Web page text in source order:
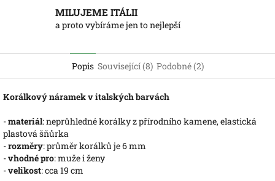
MILUJEME ITÁLII
a proto vybíráme jen to nejlepší
Popis Související (8) Podobné (2)
Korálkový náramek v italských barvách
-materiál: neprůhledné korálky z přírodního kamene, elastická
plastová šňůrka
-rozměry: průměr korálků je 6 mm
-vhodné pro: muže i ženy
-velikost: cca 19 cm